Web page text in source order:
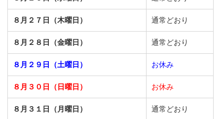
８月２７日（木曜日） 通常どおり
８月２８日（金曜日） 通常どおり
８月２９日（土曜日） お休み
８月３０日（日曜日） お休み
８月３１日（月曜日） 通常どおり